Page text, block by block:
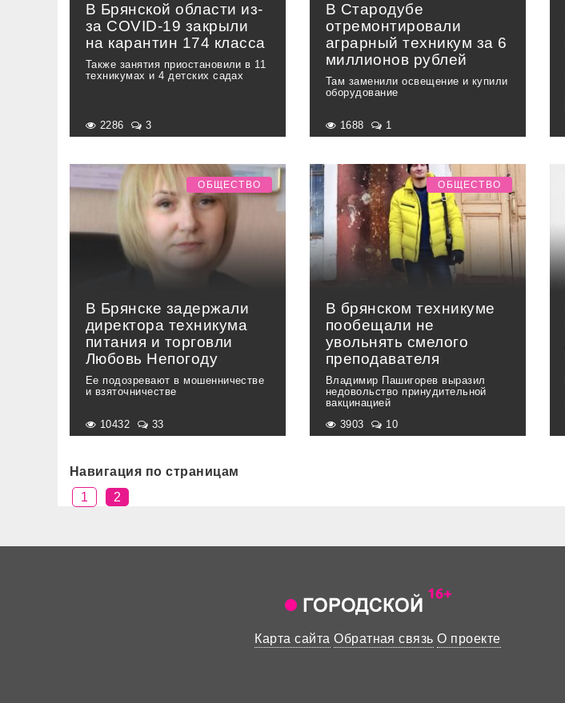
В Брянской области из-
за COVID-19 закрыли
на карантин 174 класса
Также занятия приостановили в 11
техникумах и 4 детских садах
2286 3
В Стародубе
отремонтировали
аграрный техникум за 6
миллионов рублей
Там заменили освещение и купили
оборудование
1688 1
В Брянске задержали
директора техникума
питания и торговли
Любовь Непогоду
Ее подозревают в мошенничестве
и взяточничестве
ОБЩЕСТВО
10432 33
В брянском техникуме
пообещали не
увольнять смелого
преподавателя
Владимир Пашигорев выразил
недовольство принудительной
вакцинацией
ОБЩЕСТВО
3903 10
Навигация по страницам
1
2
Карта сайта Обратная связь О проекте